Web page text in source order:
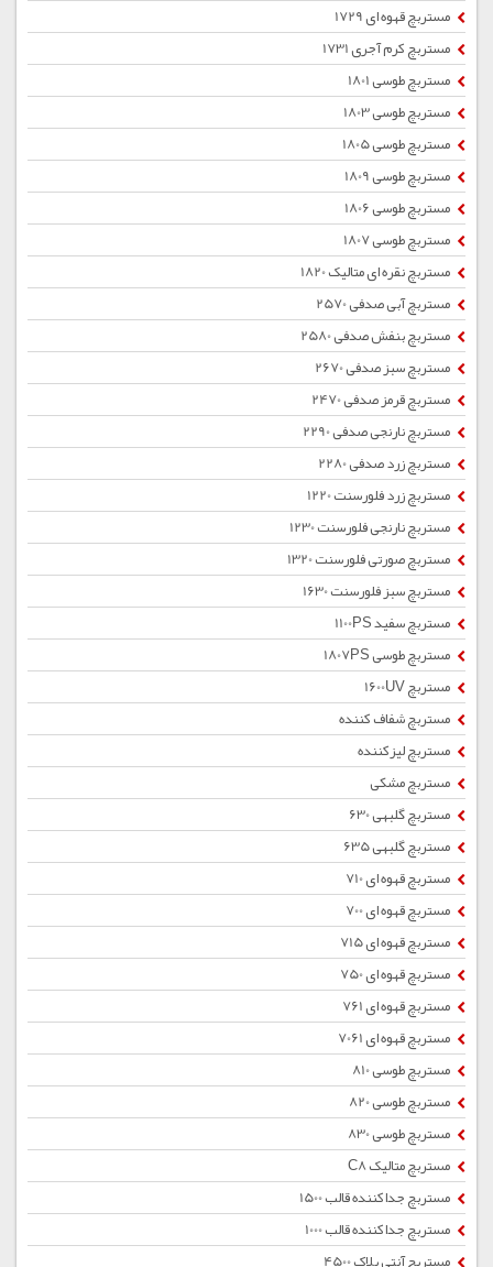
مستربچ قهوه ای 1729
مستربچ کرم آجری 1731
مستربچ طوسی 1801
مستربچ طوسی 1803
مستربچ طوسی 1805
مستربچ طوسی 1809
مستربچ طوسی 1806
مستربچ طوسی 1807
مستربچ نقره ای متالیک 1820
مستربچ آبی صدفی 2570
مستربچ بنفش صدفی 2580
مستربچ سبز صدفی 2670
مستربچ قرمز صدفی 2470
مستربچ نارنجی صدفی 2290
مستربچ زرد صدفی 2280
مستربچ زرد فلورسنت 1220
مستربچ نارنجی فلورسنت 1230
مستربچ صورتی فلورسنت 1320
مستربچ سبز فلورسنت 1630
مستربچ سفید 1100PS
مستربچ طوسی 1807PS
مستربچ 1600UV
مستربچ شفاف کننده
مستربچ لیزکننده
مستربچ مشکی
مستربچ گلبهی 630
مستربچ گلبهی 635
مستربچ قهوه ای 710
مستربچ قهوه ای 700
مستربچ قهوه ای 715
مستربچ قهوه ای 750
مستربچ قهوه ای 761
مستربچ قهوه ای 7061
مستربچ طوسی 810
مستربچ طوسی 820
مستربچ طوسی 830
مستربچ متالیک C8
مستربچ جداکننده قالب 1500
مستربچ جداکننده قالب 1000